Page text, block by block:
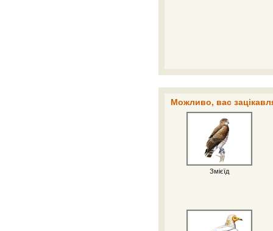
Можливо, вас
Змієїд